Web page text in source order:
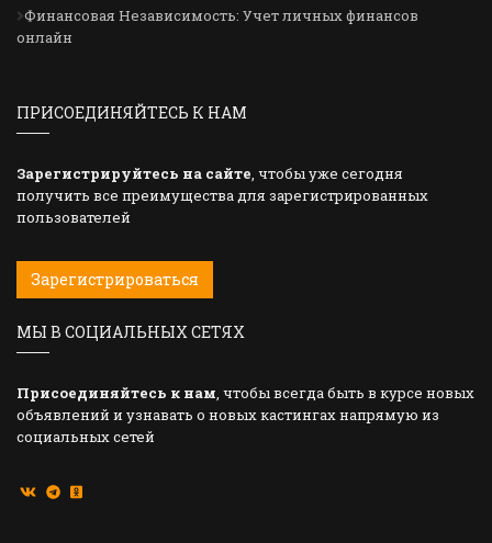
Финансовая Независимость: Учет личных финансов
онлайн
ПРИСОЕДИНЯЙТЕСЬ К НАМ
Зарегистрируйтесь на сайте, чтобы уже сегодня
получить все преимущества для зарегистрированных
пользователей
Зарегистрироваться
МЫ В СОЦИАЛЬНЫХ СЕТЯХ
Присоединяйтесь к нам, чтобы всегда быть в курсе новых
объявлений и узнавать о новых кастингах напрямую из
социальных сетей